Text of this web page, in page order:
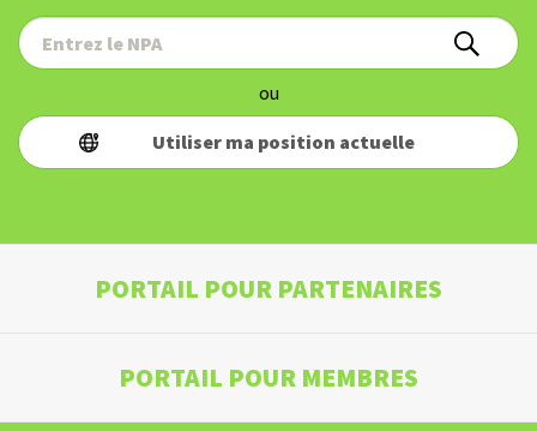
ou
Utiliser ma position actuelle
PORTAIL POUR PARTENAIRES
PORTAIL POUR MEMBRES